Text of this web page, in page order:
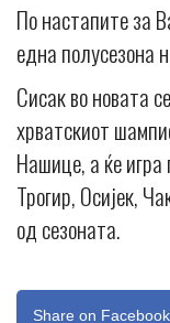
По настапите за
една полусезона
Сисак во новата
хрватскиот
Нашице, а ќе игра
Трогир, Осијек,
од сезоната.
Share on Facebook